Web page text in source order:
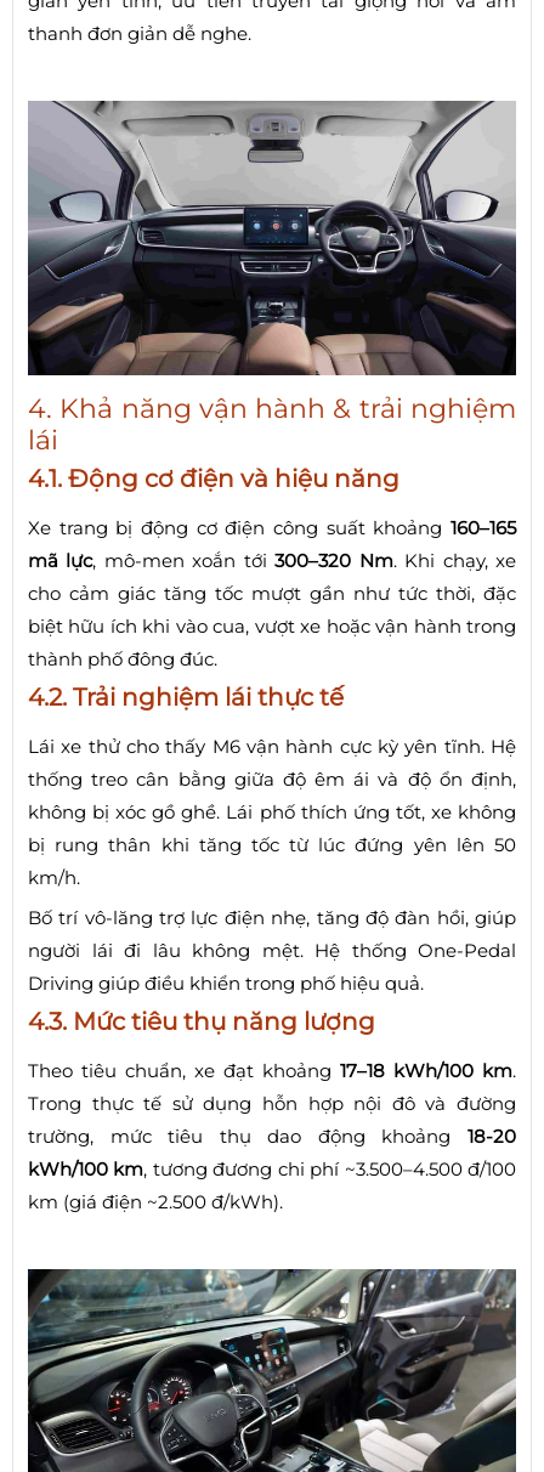
thanh đơn giản dễ nghe.
4. Khả năng vận hành & trải nghiệm
lái
4.1. Động cơ điện và hiệu năng
Xe trang bị động cơ điện công suất khoảng 160–165
mã lực, mô-men xoắn tới300–320 Nm. Khi chạy, xe
cho cảm giác tăng tốc mượt gần như tức thời, đặc
biệt hữu ích khi vào cua, vượt xe hoặc vận hành trong
thành phố đông đúc.
4.2. Trải nghiệm lái thực tế
Lái xe thử cho thấy M6 vận hành cực kỳ yên tĩnh. Hệ
thống treo cân bằng giữa độ êm ái và độ ổn định,
không bị xóc gồ ghề. Lái phố thích ứng tốt, xe không
bị rung thân khi tăng tốc từ lúc đứng yên lên 50
km/h.
Bố trí vô-lăng trợ lực điện nhẹ, tăng độ đàn hồi, giúp
người lái đi lâu không mệt. Hệ thống One‑Pedal
Driving giúp điều khiển trong phố hiệu quả.
4.3. Mức tiêu thụ năng lượng
Theo tiêu chuẩn, xe đạt khoảng 17–18 kWh/100 km.
Trong thực tế sử dụng hỗn hợp nội đô và đường
trường, mức tiêu thụ dao động khoảng 18‑20
kWh/100 km, tương đương chi phí ~3.500–4.500 đ/100
km (giá điện ~2.500 đ/kWh).